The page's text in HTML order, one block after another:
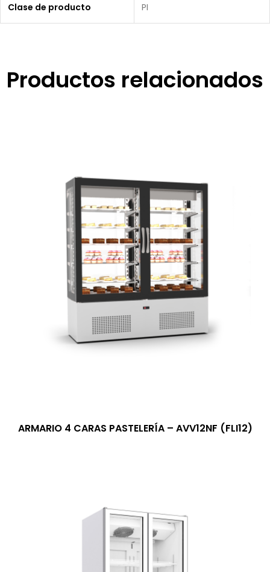
Clase de producto PI
Productos relacionados
ARMARIO 4 CARAS PASTELERÍA – AVV12NF (FLI12)